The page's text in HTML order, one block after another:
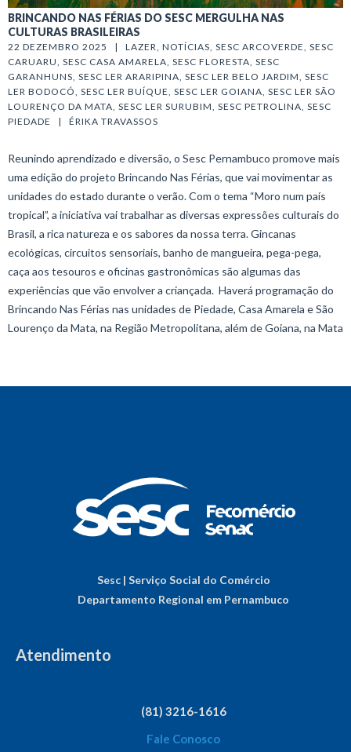
BRINCANDO NAS FÉRIAS DO SESC MERGULHA NAS
CULTURAS BRASILEIRAS
22 DEZEMBRO 2025   | LAZER, NOTÍCIAS, SESC ARCOVERDE, SESC
CARUARU, SESC CASA AMARELA, SESC FLORESTA, SESC
GARANHUNS, SESC LER ARARIPINA, SESC LER BELO JARDIM, SESC
LER BODOCÓ, SESC LER BUÍQUE, SESC LER GOIANA, SESC LER SÃO
LOURENÇO DA MATA, SESC LER SURUBIM, SESC PETROLINA, SESC
PIEDADE
   |
ÉRIKA TRAVASSOS
Reunindo aprendizado e diversão, o Sesc Pernambuco promove mais
uma edição do projeto Brincando Nas Férias, que vai movimentar as
unidades do estado durante o verão. Com o tema “Moro num país
tropical”, a iniciativa vai trabalhar as diversas expressões culturais do
Brasil, a rica natureza e os sabores da nossa terra. Gincanas
ecológicas, circuitos sensoriais, banho de mangueira, pega-pega,
caça aos tesouros e oficinas gastronômicas são algumas das
experiências que vão envolver a criançada. Haverá programação do
Brincando Nas Férias nas unidades de Piedade, Casa Amarela e São
Lourenço da Mata, na Região Metropolitana, além de Goiana, na Mata
Sesc | Serviço Social do Comércio
Departamento Regional em Pernambuco
Atendimento
(81) 3216-1616
Fale Conosco